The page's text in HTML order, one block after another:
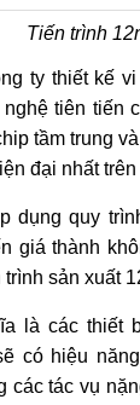
Tiến trình
ty thiết kế
tiên tiến
tầm trung
đại nhất
dụng quy
giá thành
sản xuất
là các thiết
có hiệu
các tác vụ